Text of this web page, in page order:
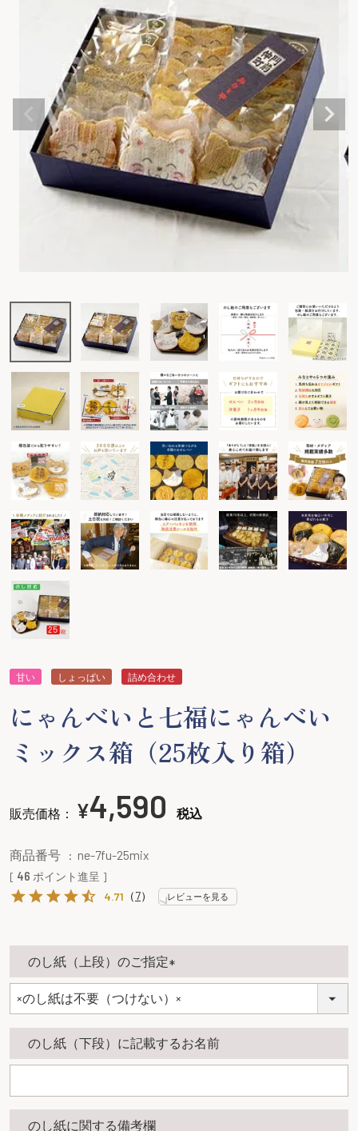
甘い しょっぱい 詰め合わせ
にゃんべいと七福にゃんべい
ミックス箱（25枚入り箱）
販売価格： ¥4,590 税込
商品番号 ne-7fu-25mix
[ 46 ポイント進呈 ]
4.71 （7） レビューを見る
のし紙（上段）のご指定
(
須
)
のし紙（下段）に記載するお名前
のし紙に関する備考欄